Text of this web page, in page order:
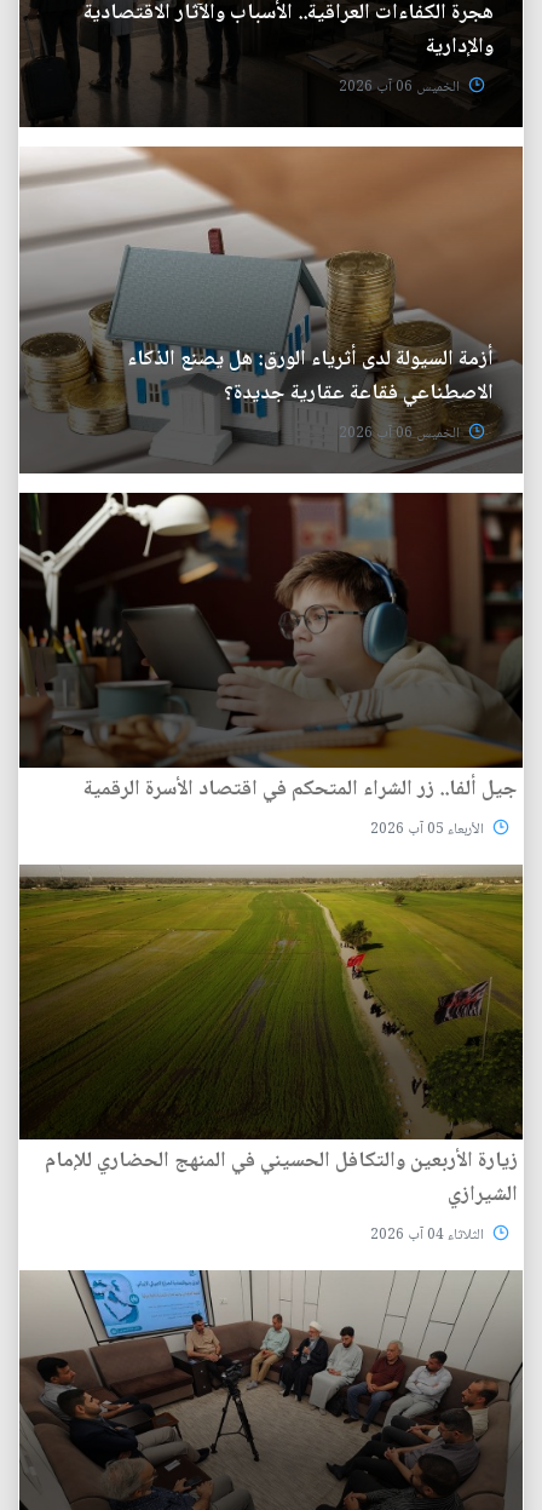
هجرة الكفاءات العراقية.. الأسباب والآثار الاقتصادية
والإدارية
الخميس 06 آب 2026
أزمة السيولة لدى أثرياء الورق: هل يصنع الذكاء
الاصطناعي فقاعة عقارية جديدة؟
الخميس 06 آب 2026
جيل ألفا.. زر الشراء المتحكم في اقتصاد الأسرة الرقمية
الأربعاء 05 آب 2026
زيارة الأربعين والتكافل الحسيني في المنهج الحضاري للإمام
الشيرازي
الثلاثاء 04 آب 2026